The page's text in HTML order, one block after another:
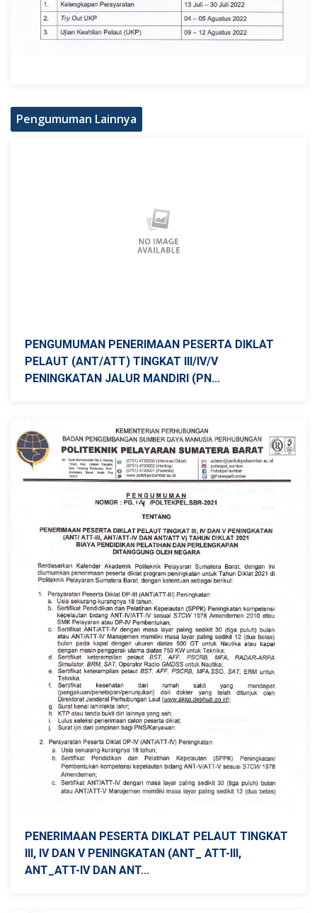
Pengumuman Lainnya
PENGUMUMAN PENERIMAAN PESERTA DIKLAT
PELAUT (ANT/ATT) TINGKAT III/IV/V
PENINGKATAN JALUR MANDIRI (PN...
PENERIMAAN PESERTA DIKLAT PELAUT TINGKAT
III, IV DAN V PENINGKATAN (ANT_ ATT-III,
ANT_ATT-IV DAN ANT...